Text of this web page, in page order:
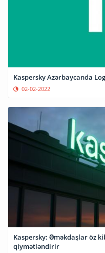
Kaspersky Azərbaycanda
02-02-2022
Kaspersky: Əməkdaşlar öz
qiymətləndirir